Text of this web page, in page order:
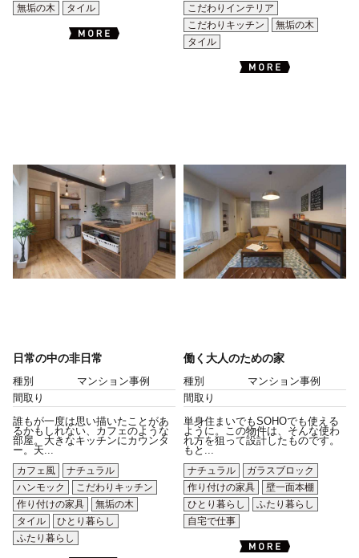
無垢の木
タイル
こだわりインテリア
こだわりキッチン
無垢の木
タイル
日常の中の非日常
種別
マンション事例
間取り
誰もが一度は思い描いたことがあ
るかもしれない、カフェのような
部屋。大きなキッチンにカウンタ
ー。天...
カフェ風
ナチュラル
ハンモック
こだわりキッチン
作り付けの家具
無垢の木
タイル
ひとり暮らし
ふたり暮らし
働く大人のための家
種別
マンション事例
間取り
単身住まいでもSOHOでも使える
ように。この物件は、そんな使わ
れ方を狙って設計したものです。
もと...
ナチュラル
ガラスブロック
作り付けの家具
壁一面本棚
ひとり暮らし
ふたり暮らし
自宅で仕事